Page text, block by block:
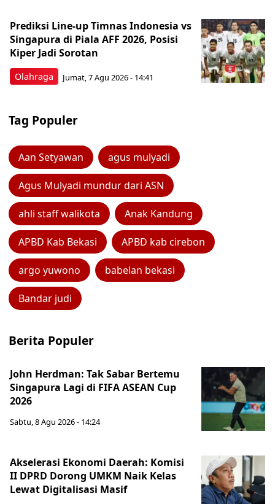
Olahraga
Prediksi Line-up Timnas Indonesia vs
Singapura di Piala AFF 2026, Posisi
Kiper Jadi Sorotan
Jumat, 7 Agu 2026 - 14:41
Tag Populer
Aan Setyawan agus mulyadi
Agus Mulyadi mundur dari ASN
ahli staff walikota Anak Kandung
APBD Kab Bekasi APBD kab cirebon
argo yuwono babelan bekasi
Bandar judi
Berita Populer
John Herdman: Tak Sabar Bertemu
Singapura Lagi di FIFA ASEAN Cup
2026
Sabtu, 8 Agu 2026 - 14:24
Akselerasi Ekonomi Daerah: Komisi
II DPRD Dorong UMKM Naik Kelas
Lewat Digitalisasi Masif